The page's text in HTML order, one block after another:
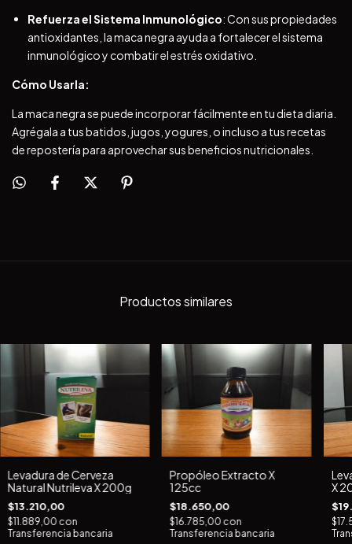
Refuerza el Sistema Inmunológico: Con sus propiedades
antioxidantes, la maca negra ayuda a fortalecer el sistema
inmunológico y combatir el estrés oxidativo.
Cómo Usarla:
La maca negra se puede incorporar fácilmente en tu dieta diaria.
Agrégala a tus batidos, jugos, yogures, o incluso a tus recetas
de repostería para aprovechar sus beneficios nutricionales.
Productos similares
Levadura de Cerveza
Natural Nutrileva X 200g
$13.210,00
$11.889,00 con
Transferencia bancaria
Propóleo Extracto X
125cc
$18.650,00
$16.785,00 con
Transferencia bancaria
X